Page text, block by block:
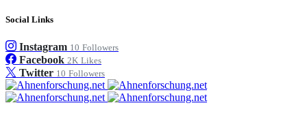
Social Links
Instagram 10 Followers
Facebook 2K Likes
Twitter 10 Followers